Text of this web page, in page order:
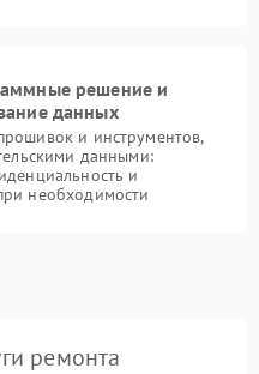
решение и
данных
и инструментов,
данными:
и
необходимости
ремонта